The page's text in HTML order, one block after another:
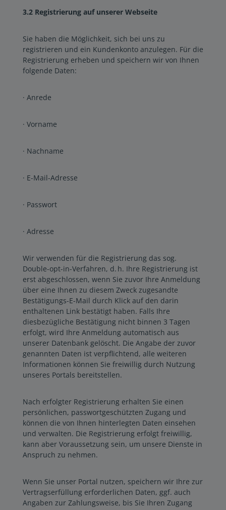
3.2 Registrierung auf unserer Webseite
Sie haben die Möglichkeit, sich bei uns zu
registrieren und ein Kundenkonto anzulegen. Für die
Registrierung erheben und speichern wir von Ihnen
folgende Daten:
· Anrede
· Vorname
· Nachname
· E-Mail-Adresse
· Passwort
· Adresse
Wir verwenden für die Registrierung das sog.
Double-opt-in-Verfahren, d. h. Ihre Registrierung ist
erst abgeschlossen, wenn Sie zuvor Ihre Anmeldung
über eine Ihnen zu diesem Zweck zugesandte
Bestätigungs-E-Mail durch Klick auf den darin
enthaltenen Link bestätigt haben. Falls Ihre
diesbezügliche Bestätigung nicht binnen 3 Tagen
erfolgt, wird Ihre Anmeldung automatisch aus
unserer Datenbank gelöscht. Die Angabe der zuvor
genannten Daten ist verpflichtend, alle weiteren
Informationen können Sie freiwillig durch Nutzung
unseres Portals bereitstellen.
Nach erfolgter Registrierung erhalten Sie einen
persönlichen, passwortgeschützten Zugang und
können die von Ihnen hinterlegten Daten einsehen
und verwalten. Die Registrierung erfolgt freiwillig,
kann aber Voraussetzung sein, um unsere Dienste in
Anspruch zu nehmen.
Wenn Sie unser Portal nutzen, speichern wir Ihre zur
Vertragserfüllung erforderlichen Daten, ggf. auch
Angaben zur Zahlungsweise, bis Sie Ihren Zugang